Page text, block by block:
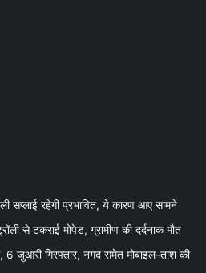
सप्लाई रहेगी प्रभावित, ये कारण आए सामने
से टकराई मोपेड, ग्रामीण की दर्दनाक मौत
जुआरी गिरफ्तार, नगद समेत मोबाइल-ताश की